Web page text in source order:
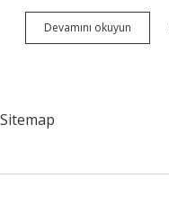
Devamını okuyun
Ne
Sitemap